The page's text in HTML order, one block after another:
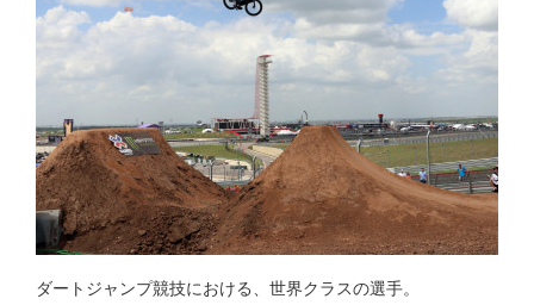
ダートジャンプ競技における、世界クラスの選手。